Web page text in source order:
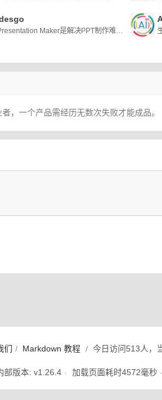
AI Presentation Maker是解决PPT制作难题的理想选择
，一个产品需经历无数次失败才能成品。
们 / Markdown 教程 / 今日访问513人，
部版本: v1.26.4 · 加载页面耗时4572毫秒 ·